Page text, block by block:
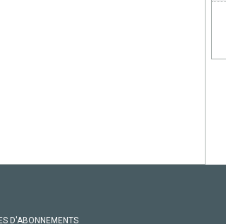
D'ABONNEMENTS